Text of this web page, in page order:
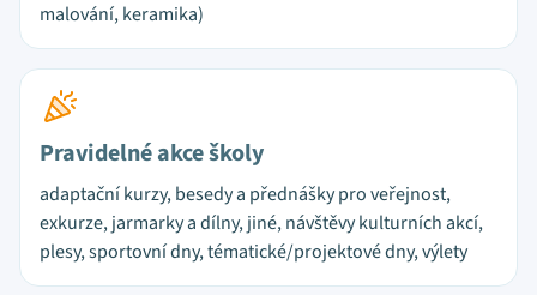
malování, keramika)
Pravidelné akce školy
adaptační kurzy, besedy a přednášky pro veřejnost,
exkurze, jarmarky a dílny, jiné, návštěvy kulturních akcí,
plesy, sportovní dny, tématické/projektové dny, výlety